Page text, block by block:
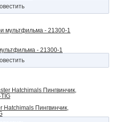
- 21300-1
Hatchimals Пингвинчик,